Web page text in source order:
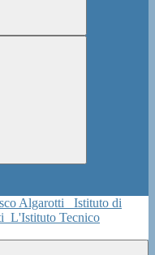
Istituto di
L'Istituto Tecnico